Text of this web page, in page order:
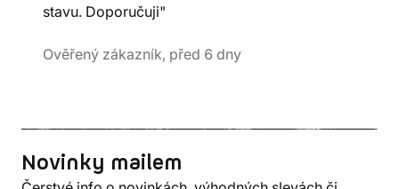
stavu. Doporučuji"
Ověřený zákazník, před 6 dny
Novinky mailem